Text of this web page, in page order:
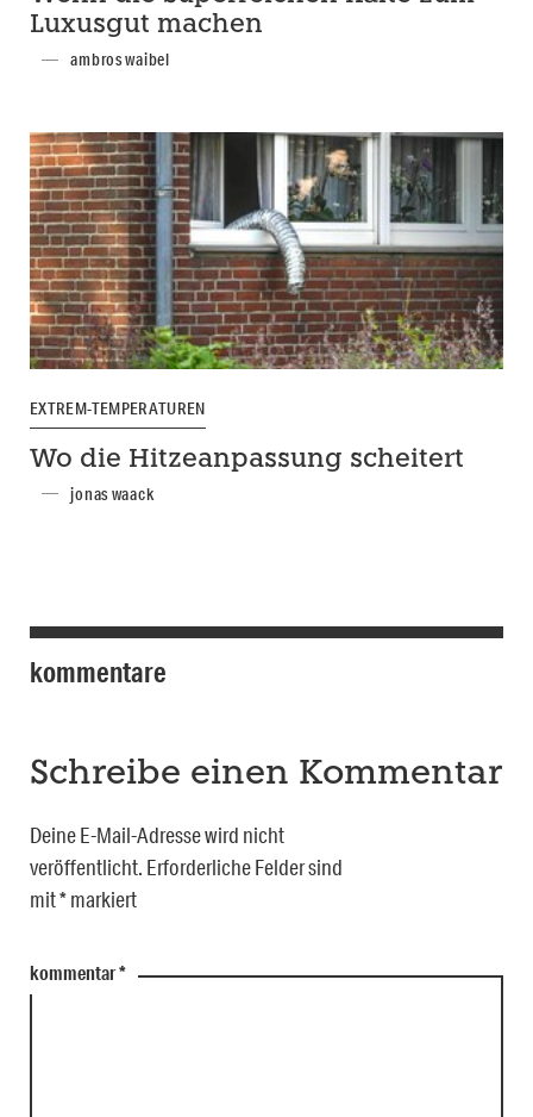
Luxusgut machen
ambros waibel
EXTREM-TEMPERATUREN
Wo die Hitzeanpassung scheitert
jonas waack
kommentare
Schreibe einen Kommentar
Deine E-Mail-Adresse wird nicht
veröffentlicht. Erforderliche Felder sind
mit*markiert
kommentar*